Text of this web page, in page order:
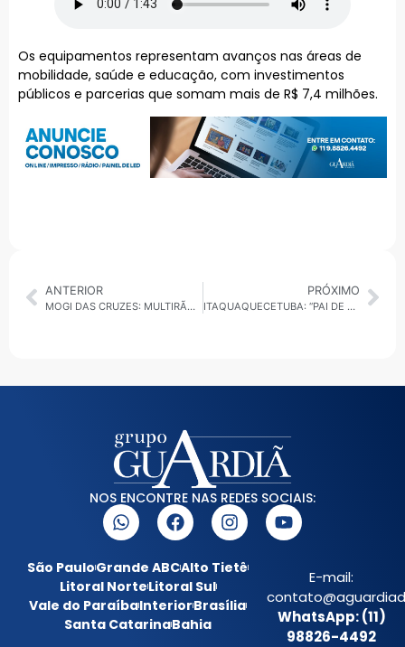
Os equipamentos representam avanços nas áreas de
mobilidade, saúde e educação, com investimentos
públicos e parcerias que somam mais de R$ 7,4 milhões.
ANTERIOR
MOGI DAS CRUZES: MULTIRÃO EM JUNDIAPEBA REMOVE 194 TONELADAS DE RESÍDUOS EMOPERAÇÃO DE ZELADORIA
PRÓXIMO
ITAQUAQUECETUBA: “PAI DE SANTO” É PRESO SUSPEITO DE ABUSOS SEXUAIS CONTRA MULHERES E MENORES
NOS ENCONTRE NAS REDES SOCIAIS:
São PauloGrande ABCAlto Tietê
Litoral NorteLitoral Sul
Vale do ParaíbaInteriorBrasília
Santa CatarinaBahia
E-mail:
WhatsApp: (11)
98826-4492